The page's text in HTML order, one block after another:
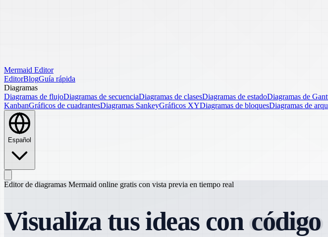
Mermaid Editor
EditorBlogGuía rápida
Diagramas
Diagramas de flujoDiagramas de secuenciaDiagramas de clasesDiagramas de estadoDiagramas de
KanbanGráficos de cuadrantesDiagramas SankeyGráficos XYDiagramas de bloquesDiagramas de
Español
Editor de diagramas Mermaid online gratis con vista previa en tiempo real
Visualiza tus ideas con código